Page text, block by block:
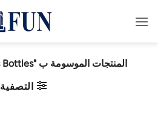
للمحتوى
المنتجات الموسومة ب "Insulated Thermos Bottles"
التصفية